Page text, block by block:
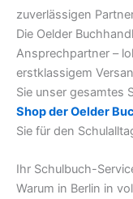
zuverlässigen
Die Oelder
Ansprechpartner –
erstklassigem
Sie unser gesamtes
Shop der Oelder
Sie für den
Ihr Schulbuch-
Warum in Berlin in